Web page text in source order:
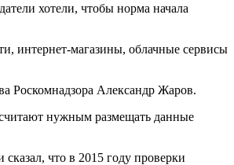
хотели, чтобы норма начала
интернет-магазины, облачные сервисы
Роскомнадзора Александр Жаров.
нужным размещать данные
что в 2015 году проверки